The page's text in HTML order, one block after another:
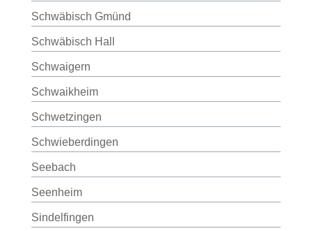
Schwäbisch Gmünd
Schwäbisch Hall
Schwaigern
Schwaikheim
Schwetzingen
Schwieberdingen
Seebach
Seenheim
Sindelfingen